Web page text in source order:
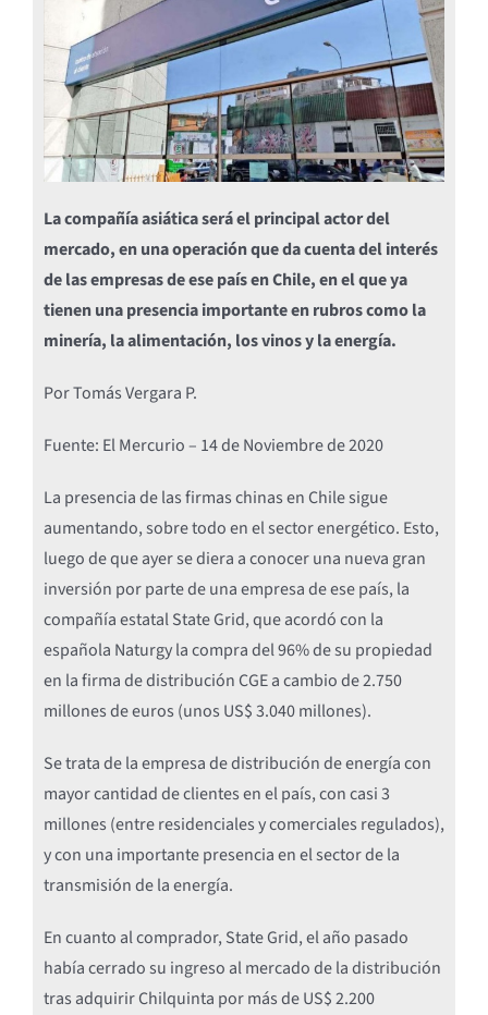
La compañía asiática será el principal actor del
mercado, en una operación que da cuenta del interés
de las empresas de ese país en Chile, en el que ya
tienen una presencia importante en rubros como la
minería, la alimentación, los vinos y la energía.
Por Tomás Vergara P.
Fuente: El Mercurio – 14 de Noviembre de 2020
La presencia de las firmas chinas en Chile sigue
aumentando, sobre todo en el sector energético. Esto,
luego de que ayer se diera a conocer una nueva gran
inversión por parte de una empresa de ese país, la
compañía estatal State Grid, que acordó con la
española Naturgy la compra del 96% de su propiedad
en la firma de distribución CGE a cambio de 2.750
millones de euros (unos US$ 3.040 millones).
Se trata de la empresa de distribución de energía con
mayor cantidad de clientes en el país, con casi 3
millones (entre residenciales y comerciales regulados),
y con una importante presencia en el sector de la
transmisión de la energía.
En cuanto al comprador, State Grid, el año pasado
había cerrado su ingreso al mercado de la distribución
tras adquirir Chilquinta por más de US$ 2.200